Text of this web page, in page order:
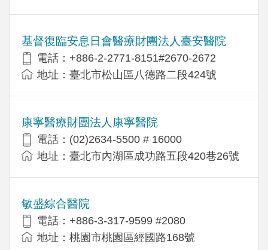
基督復臨安息日會醫療財團法人臺安醫院
電話：+886-2-2771-8151#2670-2672
地址：臺北市松山區八德路二段424號
康寧醫療財團法人康寧醫院
電話：(02)2634-5500 # 16000
地址：臺北市內湖區成功路五段420巷26號
敏盛綜合醫院
電話：+886-3-317-9599 #2080
地址：桃園市桃園區經國路168號